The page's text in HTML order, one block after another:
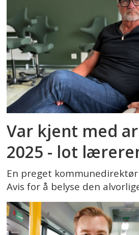
Var kjent med
2025 - lot
En preget
Avis for å belyse den